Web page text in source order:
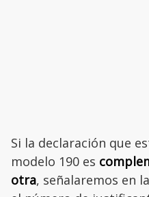
Si la declaración que
modelo 190 es
otra, señalaremos en